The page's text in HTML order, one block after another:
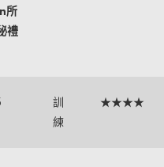
所
禮
訓
練
★★★★